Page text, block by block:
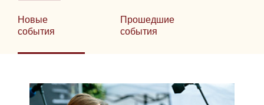
Новые
события
Прошедшие
события